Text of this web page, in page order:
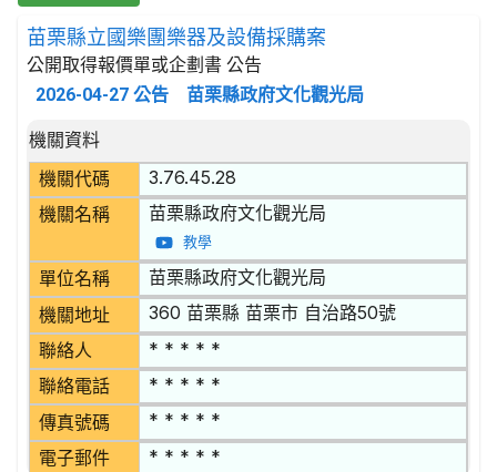
苗栗縣立國樂團樂器及設備採購案
公開取得報價單或企劃書 公告
2026-04-27 公告 苗栗縣政府文化觀光局
招標公告詳細內容
機關資料
機關代碼
3.76.45.28
機關名稱 苗栗縣政府文化觀光局
教學
單位名稱 苗栗縣政府文化觀光局
機關地址 360 苗栗縣 苗栗市 自治路50號
聯絡人 * * * * *
聯絡電話 * * * * *
傳真號碼 * * * * *
電子郵件 * * * * *